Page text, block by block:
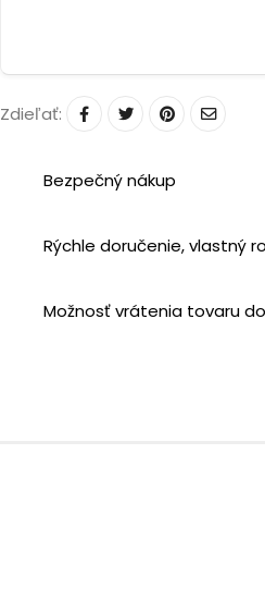
Zdieľať:
Bezpečný nákup
Rýchle doručenie, vlastný
Možnosť vrátenia tovaru